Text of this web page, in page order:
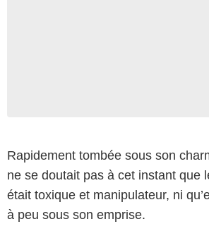
Rapidement tombée sous son
ne se doutait pas à cet instant que
était toxique et manipulateur, ni
à peu sous son emprise.